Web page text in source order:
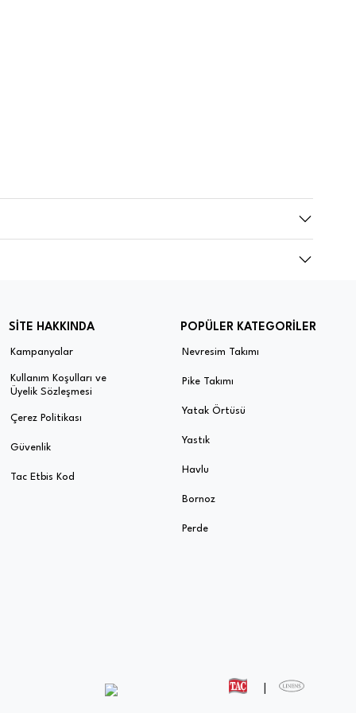
SİTE HAKKINDA
Kampanyalar
Kullanım Koşulları ve
Üyelik Sözleşmesi
Çerez Politikası
Güvenlik
Tac Etbis Kod
POPÜLER KATEGORİLER
Nevresim Takımı
Pike Takımı
Yatak Örtüsü
Yastık
Havlu
Bornoz
Perde